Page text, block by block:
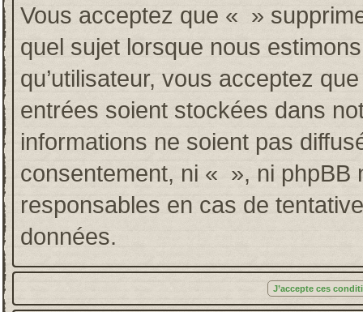
Vous acceptez que « »
quel sujet lorsque nous
qu’utilisateur, vous acceptez
entrées soient stockées dans
informations ne soient pas
consentement, ni « », ni phpBB
responsables en cas de
données.